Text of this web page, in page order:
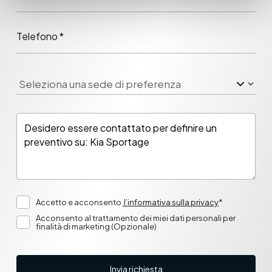
Telefono *
Accetto e acconsento l’informativa sulla privacy*
Acconsento al trattamento dei miei dati personali per
finalità di marketing (Opzionale)
Invia richiesta